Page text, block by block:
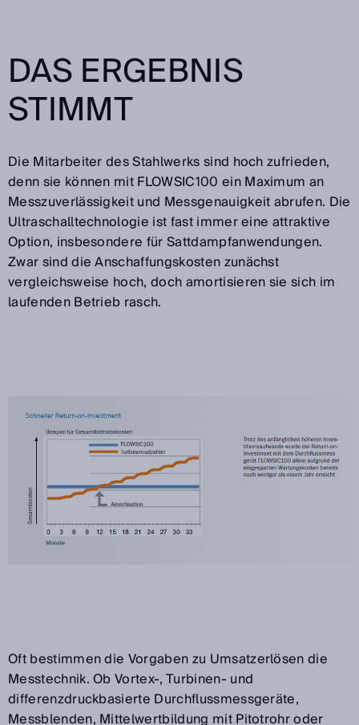
DAS ERGEBNIS
STIMMT
Die Mitarbeiter des Stahlwerks sind hoch zufrieden,
denn sie können mit FLOWSIC100 ein Maximum an
Messzuverlässigkeit und Messgenauigkeit abrufen. Die
Ultraschalltechnologie ist fast immer eine attraktive
Option, insbesondere für Sattdampfanwendungen.
Zwar sind die Anschaffungskosten zunächst
vergleichsweise hoch, doch amortisieren sie sich im
laufenden Betrieb rasch.
Oft bestimmen die Vorgaben zu Umsatzerlösen die
Messtechnik. Ob Vortex-, Turbinen- und
differenzdruckbasierte Durchflussmessgeräte,
Messblenden, Mittelwertbildung mit Pitotrohr oder